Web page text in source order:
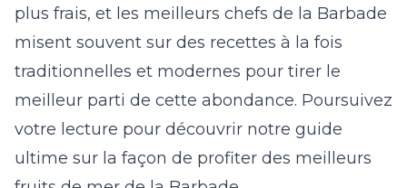
plus frais, et les meilleurs chefs de la Barbade
misent souvent sur des recettes à la fois
traditionnelles et modernes pour tirer le
meilleur parti de cette abondance. Poursuivez
votre lecture pour découvrir notre guide
ultime sur la façon de profiter des meilleurs